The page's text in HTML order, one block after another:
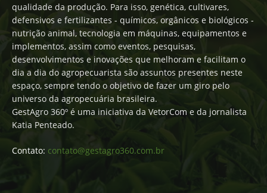
qualidade da produção. Para isso, genética, cultivares,
defensivos e fertilizantes - químicos, orgânicos e biológicos -
nutrição animal, tecnologia em máquinas, equipamentos e
implementos, assim como eventos, pesquisas,
desenvolvimentos e inovações que melhoram e facilitam o
dia a dia do agropecuarista são assuntos presentes neste
espaço, sempre tendo o objetivo de fazer um giro pelo
universo da agropecuária brasileira.
GestAgro 360º é uma iniciativa da VetorCom e da jornalista
Katia Penteado.
Contato: contato@gestagro360.com.br